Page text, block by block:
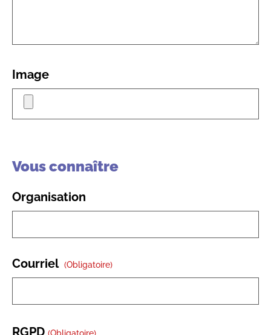
Image
Vous connaître
Organisation
Courriel (obligatoire)
RGPD